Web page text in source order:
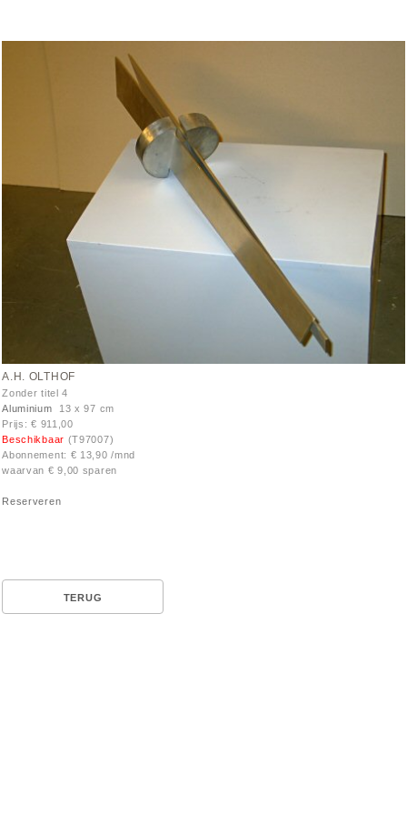
A.H. OLTHOF
Zonder titel 4
Aluminium 13 x 97 cm
Prijs: € 911,00
Beschikbaar (T97007)
Abonnement: € 13,90 /mnd
waarvan € 9,00 sparen
Reserveren
TERUG